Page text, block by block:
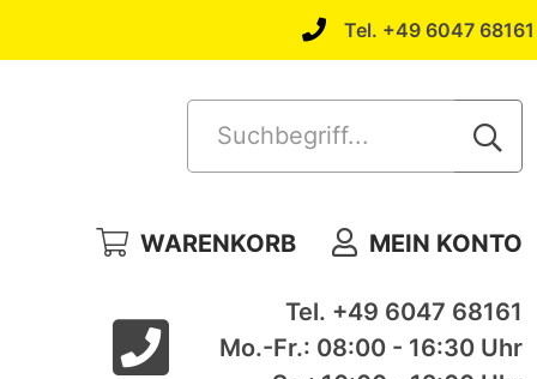
Tel. +49 6047 68161
Suchbegriff...
WARENKORB MEIN KONTO
Tel. +49 6047 68161
Mo.-Fr.: 08:00 - 16:30 Uhr